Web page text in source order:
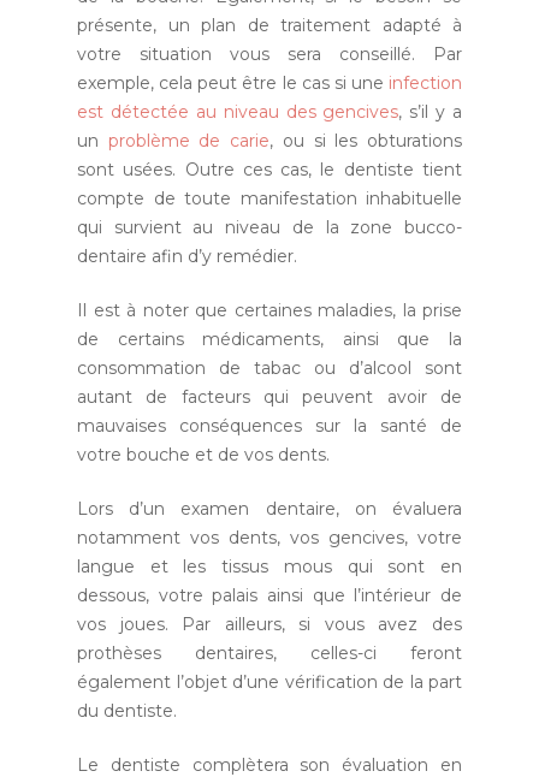
présente, un plan de traitement adapté à
votre situation vous sera conseillé. Par
exemple, cela peut être le cas si une infection
est détectée au niveau des gencives, s’il y a
un problème de carie, ou si les obturations
sont usées. Outre ces cas, le dentiste tient
compte de toute manifestation inhabituelle
qui survient au niveau de la zone bucco-
dentaire afin d’y remédier.
Il est à noter que certaines maladies, la prise
de certains médicaments, ainsi que la
consommation de tabac ou d’alcool sont
autant de facteurs qui peuvent avoir de
mauvaises conséquences sur la santé de
votre bouche et de vos dents.
Lors d’un examen dentaire, on évaluera
notamment vos dents, vos gencives, votre
langue et les tissus mous qui sont en
dessous, votre palais ainsi que l’intérieur de
vos joues. Par ailleurs, si vous avez des
prothèses dentaires, celles-ci feront
également l’objet d’une vérification de la part
du dentiste.
Le dentiste complètera son évaluation en